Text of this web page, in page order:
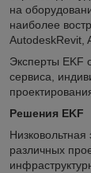
на
наиболее
AutodeskRevit,
Эксперты EKF
сервиса,
Решения EKF
различных